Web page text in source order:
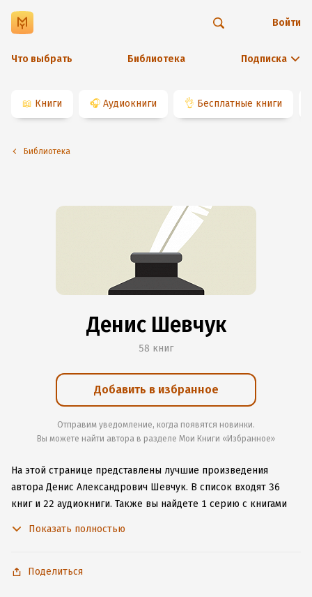
Что выбрать Библиотека Подписка
Войти
📖 Книги 🎧 Аудиокниги 👌 Бесплатные книги
Библиотека
Денис Шевчук
58 книг
Добавить в избранное
Отправим уведомление, когда появятся новинки.
Вы можете найти автора в разделе Мои Книги «Избранное»
На этой странице представлены лучшие произведения
автора Денис Александрович Шевчук. В список входят 36
книг и 22 аудиокниги. Также вы найдете 1 серию с книгами
приложение для iOS или Android, чтобы не расставаться
Показать полностью
Поделиться